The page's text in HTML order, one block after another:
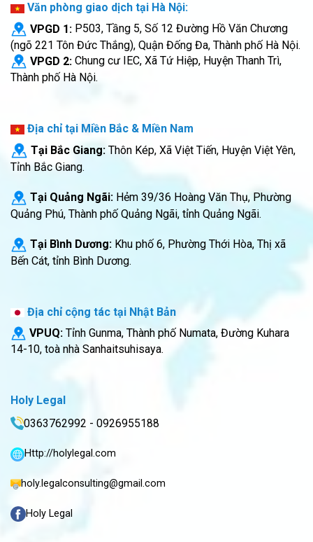
Văn phòng giao dịch tại Hà Nội:
VPGD 1: P503, Tầng 5, Số 12 Đường Hồ Văn Chương
(ngõ 221 Tôn Đức Thắng), Quận Đống Đa, Thành phố Hà Nội.
VPGD 2: Chung cư IEC, Xã Tứ Hiệp, Huyện Thanh Trì,
Thành phố Hà Nội.
Địa chỉ tại Miền Bắc & Miền Nam
Tại Bắc Giang: Thôn Kép, Xã Việt Tiến, Huyện Việt Yên,
Tỉnh Bắc Giang.
Tại Quảng Ngãi: Hẻm 39/36 Hoàng Văn Thụ, Phường
Quảng Phú, Thành phố Quảng Ngãi, tỉnh Quảng Ngãi.
Tại Bình Dương: Khu phố 6, Phường Thới Hòa, Thị xã
Bến Cát, tỉnh Bình Dương.
Địa chỉ cộng tác tại Nhật Bản
VPUQ: Tỉnh Gunma, Thành phố Numata, Đường Kuhara
14-10, toà nhà Sanhaitsuhisaya.
Holy Legal
0363762992 - 0926955188
Http://holylegal.com
holy.legalconsulting@gmail.com
Holy Legal